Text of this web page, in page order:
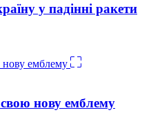
у падінні ракети
нову емблему